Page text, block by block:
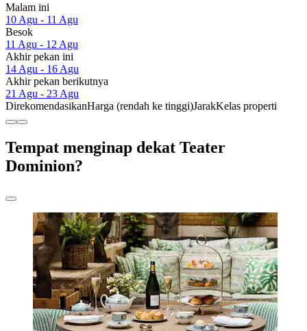
Malam ini
10 Agu - 11 Agu
Besok
11 Agu - 12 Agu
Akhir pekan ini
14 Agu - 16 Agu
Akhir pekan berikutnya
21 Agu - 23 Agu
DirekomendasikanHarga (rendah ke tinggi)JarakKelas properti
Tempat menginap dekat Teater
Dominion?